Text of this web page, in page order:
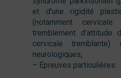
et d’une rigidité
(notamment
tremblement d’attitude
cervicale tremblante)
neurologiques,
– Épreuves particulières: